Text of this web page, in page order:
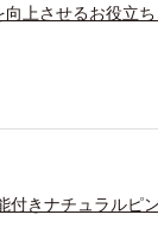
上させるお役立
付きナチュラルピ